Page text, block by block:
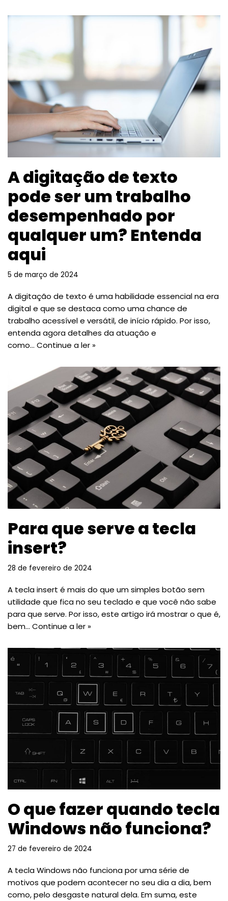
A digitação de texto
pode ser um trabalho
desempenhado por
qualquer um? Entenda
aqui
5 de março de 2024
A digitação de texto é uma habilidade essencial na era
digital e que se destaca como uma chance de
trabalho acessível e versátil, de início rápido. Por isso,
entenda agora detalhes da atuação e
como… Continue a ler »
Para que serve a tecla
insert?
28 de fevereiro de 2024
A tecla insert é mais do que um simples botão sem
utilidade que fica no seu teclado e que você não sabe
para que serve. Por isso, este artigo irá mostrar o que é,
bem… Continue a ler »
O que fazer quando tecla
Windows não funciona?
27 de fevereiro de 2024
A tecla Windows não funciona por uma série de
motivos que podem acontecer no seu dia a dia, bem
como, pelo desgaste natural dela. Em suma, este